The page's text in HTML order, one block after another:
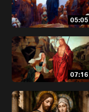
05:05
07:16